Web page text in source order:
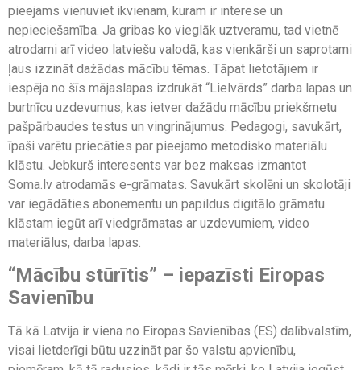
pieejams vienuviet ikvienam, kuram ir interese un
nepieciešamība. Ja gribas ko vieglāk uztveramu, tad vietnē
atrodami arī video latviešu valodā, kas vienkārši un saprotami
ļaus izzināt dažādas mācību tēmas. Tāpat lietotājiem ir
iespēja no šīs mājaslapas izdrukāt “Lielvārds” darba lapas un
burtnīcu uzdevumus, kas ietver dažādu mācību priekšmetu
pašpārbaudes testus un vingrinājumus. Pedagogi, savukārt,
īpaši varētu priecāties par pieejamo metodisko materiālu
klāstu. Jebkurš interesents var bez maksas izmantot
Soma.lv atrodamās e-grāmatas. Savukārt skolēni un skolotāji
var iegādāties abonementu un papildus digitālo grāmatu
klāstam iegūt arī viedgrāmatas ar uzdevumiem, video
materiālus, darba lapas.
“Mācību stūrītis” – iepazīsti Eiropas
Savienību
Tā kā Latvija ir viena no Eiropas Savienības (ES) dalībvalstīm,
visai lietderīgi būtu uzzināt par šo valstu apvienību,